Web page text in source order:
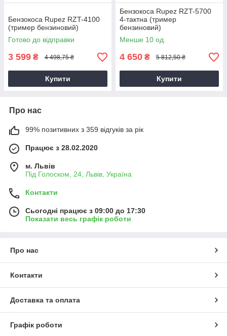
Бензокоса Rupez RZT-4100
(тример бензиновий)
Готово до відправки
3 599 ₴ 4 498,75 ₴
Купити
Бензокоса Rupez RZT-5700
4-тактна (тример
бензиновий)
Менше 10 од.
4 650 ₴ 5 812,50 ₴
Купити
Про нас
99% позитивних з 359 відгуків за рік
Працює з 28.02.2020
м. Львів
Під Голоском, 24, Львів, Україна
Контакти
Сьогодні працює з 09:00 до 17:30
Показати весь графік роботи
Про нас
Контакти
Доставка та оплата
Графік роботи